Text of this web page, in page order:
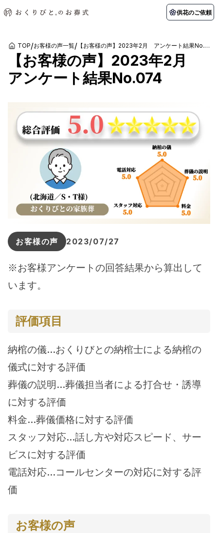
供花のご依頼
初めての方へ
初めての方へ 納棺の儀とは？
アフターサポート
会社を知る
店舗用地募集
関東エリア
千葉県 神奈川県
北海道エリア
お客様の声
ご葬儀事例 お客様の声
葬儀の知識
葬儀の知識 供花のご依頼
TOP/お客様の声一覧/ 【お客様の声】2023年2月 アンケート結果No.074
【お客様の声】2023年2月
アンケート結果No.074
お客様の声 2023/07/27
※お客様アンケートの回答結果から算出して
います。
評価項目
納棺の儀…おくりびとの納棺士による納棺の
儀式に対する評価
葬儀の説明…葬儀担当者による打合せ・誘導
に対する評価
料金…葬儀価格に対する評価
スタッフ対応…話し方や対応スピード、サー
ビスに対する評価
電話対応…コールセンターの対応に対する評
価
お客様の声